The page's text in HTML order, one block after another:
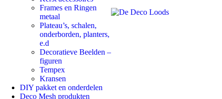
Frames en Ringen
metaal
Plateau’s, schalen,
onderborden, planters,
e.d
Decoratieve Beelden –
figuren
Tempex
Kransen
DIY pakket en onderdelen
Deco Mesh produkten